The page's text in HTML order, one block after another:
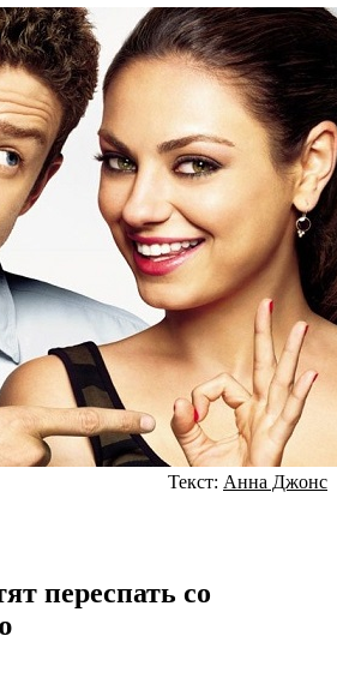
Текст: Анна Джонс
переспать со